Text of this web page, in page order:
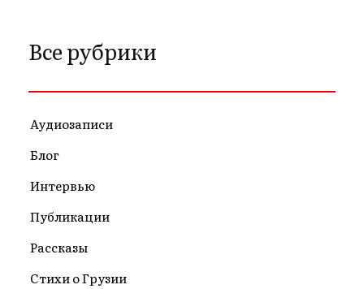
Все рубрики
Аудиозаписи
Блог
Интервью
Публикации
Рассказы
Стихи о Грузии